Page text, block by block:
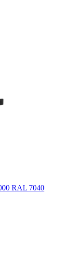
RAL 7040